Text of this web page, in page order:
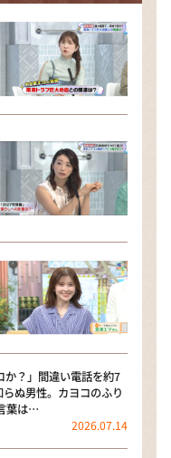
か？」間違い電話を約7
ぬ男性。カヨコのふり
葉は…
2026.07.14